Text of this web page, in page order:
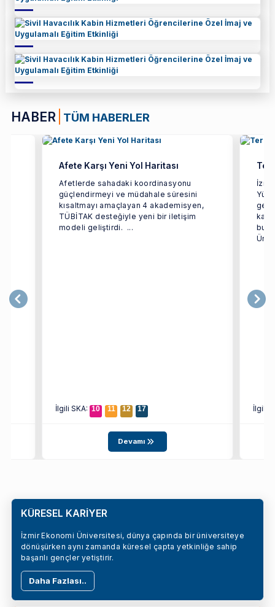
HABER TÜM HABERLER
Afete Karşı Yeni Yol Haritası
Afetlerde sahadaki koordinasyonu
güçlendirmeyi ve müdahale süresini
kısaltmayı amaçlayan 4 akademisyen,
TÜBİTAK desteğiyle yeni bir iletişim
modeli geliştirdi. ...
İlgili SKA: 10 11 12 17
Devamı
İlgili
KÜRESEL KARİYER
İzmir Ekonomi Üniversitesi, dünya çapında bir üniversiteye
dönüşürken aynı zamanda küresel çapta yetkinliğe sahip
başarılı gençler yetiştirir.
Daha Fazlası..